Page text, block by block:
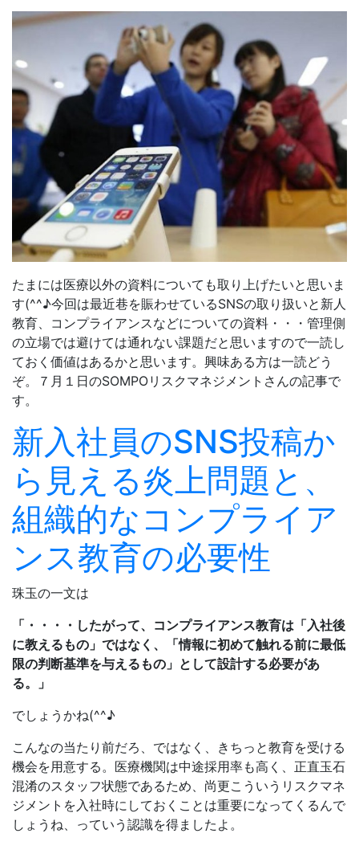
たまには医療以外の資料についても取り上げたいと思いま
す(^^♪今回は最近巷を賑わせているSNSの取り扱いと新人
教育、コンプライアンスなどについての資料・・・管理側
の立場では避けては通れない課題だと思いますので一読し
ておく価値はあるかと思います。興味ある方は一読どう
ぞ。７月１日のSOMPOリスクマネジメントさんの記事で
す。
新入社員のSNS投稿か
ら見える炎上問題と、
組織的なコンプライア
ンス教育の必要性
珠玉の一文は
「・・・・したがって、コンプライアンス教育は「入社後
に教えるもの」ではなく、「情報に初めて触れる前に最低
限の判断基準を与えるもの」として設計する必要があ
る。」
でしょうかね(^^♪
こんなの当たり前だろ、ではなく、きちっと教育を受ける
機会を用意する。医療機関は中途採用率も高く、正直玉石
混淆のスタッフ状態であるため、尚更こういうリスクマネ
ジメントを入社時にしておくことは重要になってくるんで
しょうね、っていう認識を得ましたよ。